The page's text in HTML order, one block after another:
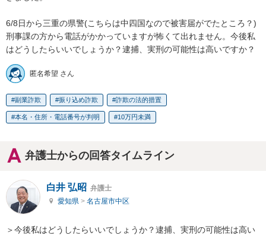
6/8日から三重の県警(こちらは中四国なので被害届がでたところ？)
刑事課の方から電話がかかっていますが怖くて出れません。今後私
はどうしたらいいでしょうか？逮捕、実刑の可能性は高いですか？
匿名希望 さん
副業詐欺 振り込め詐欺 詐欺の法的措置
本名・住所・電話番号が判明 10万円未満
弁護士からの回答タイムライン
白井 弘昭 弁護士
愛知県 > 名古屋市中区
＞今後私はどうしたらいいでしょうか？逮捕、実刑の可能性は高い